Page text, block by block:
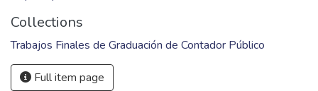
Collections
Trabajos Finales de Graduación de Contador Público
Full item page